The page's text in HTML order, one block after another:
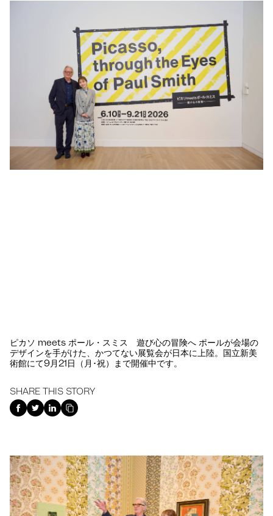
ピカソ meets ポール・スミス 遊び心の冒険へ ポールが会場の
デザインを手がけた、かつてない展覧会が日本に上陸。国立新美
術館にて9月21日（月･祝）まで開催中です。
SHARE THIS STORY